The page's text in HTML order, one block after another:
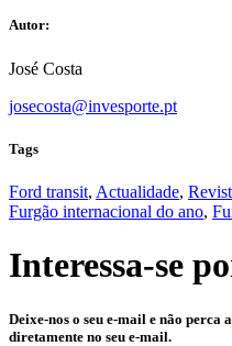
Autor:
José Costa
josecosta@invesporte.pt
Tags
Ford transit, Actualidade,
Furgão internacional do ano,
Interessa-se
Deixe-nos o seu e-mail e não perca
diretamente no seu e-mail.